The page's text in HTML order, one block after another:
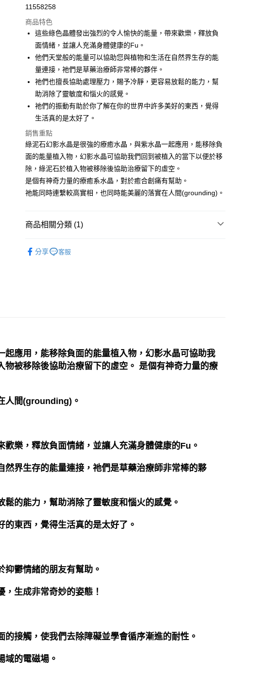
LINE Pay
Apple Pay
街口支付
悠遊付
ATM付款
運送方式
全家取貨付款
每筆NT$80，滿NT$3,000(含以上)免運費
7-11取貨付款
每筆NT$80，滿NT$3,000(含以上)免運費
每筆NT$80，滿NT$3,000(含以上)免運費
每筆NT$80，滿NT$3,000(含以上)免運費
11558258
商品特色
這些綠色晶體發出強烈的令人愉快的能量，帶來歡樂，釋放負
面情緒，並讓人充滿身體健康的Fu。
他們天堂般的能量可以協助您與植物和生活在自然界生存的能
量連接，祂們是草藥治療師非常棒的夥伴。
祂們也擅長協助處理壓力，賜予冷靜，更容易放鬆的能力，幫
助消除了靈敏度和惱火的感覺。
祂們的振動有助於你了解在你的世界中許多美好的東西，覺得
生活真的是太好了。
銷售重點
綠泥石幻影水晶是很強的療癒水晶，與紫水晶一起應用，能移除負
面的能量植入物，幻影水晶可協助我們回到被植入的當下以便於移
除，綠泥石於植入物被移除後協助治療留下的虛空。
是個有神奇力量的療癒系水晶，對於癒合創痛有幫助。
祂能同時連繫較高實相，也同時能美麗的落實在人間(grounding)。
商品相關分類 (1)
分享
客服
應用，能移除負面的能量植入物，幻影水晶可協助我
被移除後協助治療留下的虛空。 是個有神奇力量的療
人間(grounding)。
樂，釋放負面情緒，並讓人充滿身體健康的Fu。
界生存的能量連接，祂們是草藥治療師非常棒的夥
的能力，幫助消除了靈敏度和惱火的感覺。
東西，覺得生活真的是太好了。
鬱情緒的朋友有幫助。
生成非常奇妙的姿態！
接觸，使我們去除障礙並學會循序漸進的耐性。
域的電磁場。